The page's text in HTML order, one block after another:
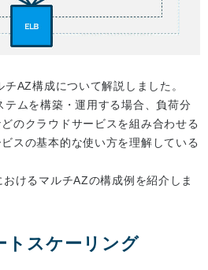
AZ構成について解説しました。
ムを構築・運用する場合、負荷分
のクラウドサービスを組み合わせる
スの基本的な使い方を理解している
けるマルチAZの構成例を紹介しま
トスケーリング